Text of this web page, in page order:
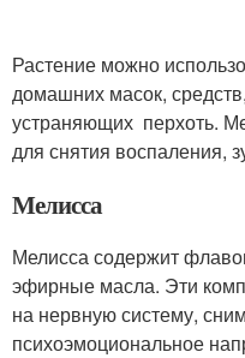
Растение можно
домашних масок,
устраняющих перхоть.
для снятия воспаления,
Мелисса
Мелисса содержит
эфирные масла. Эти
на нервную систему,
психоэмоциональное